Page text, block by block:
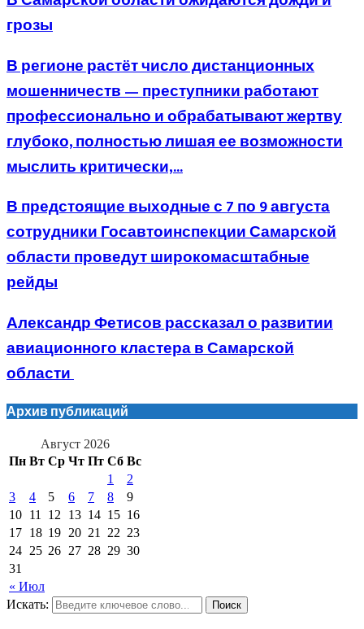
грозы
В регионе растёт число дистанционных
мошенничеств — преступники работают
профессионально и обрабатывают жертву
глубоко, полностью лишая ее возможности
мыслить критически,...
В предстоящие выходные с 7 по 9 августа
сотрудники Госавтоинспекции Самарской
области проведут широкомасштабные
рейды
Александр Фетисов рассказал о развитии
авиационного кластера в Самарской
области
Архив публикаций
Август 2026
Пн Вт Ср Чт Пт Сб Вс
« Июл
1
2
3
4 5 6 7 8
9
10 11 12 13 14 15 16
17 18 19 20 21 22 23
24 25 26 27 28 29 30
31
Искать: Поиск